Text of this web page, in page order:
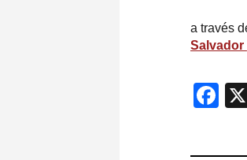
a través
Salvador